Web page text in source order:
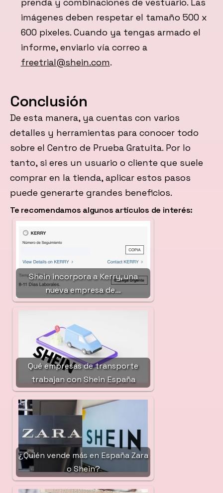
imágenes deben respetar el tamaño 500 x
600 pixeles. Cuando ya tengas armado el
informe, enviarlo vía correo a
freetrial@shein.com.
Conclusión
De esta manera, ya cuentas con varios
detalles y herramientas para conocer todo
sobre el Centro de Prueba Gratuita. Por lo
tanto, si eres un usuario o cliente que suele
comprar en la tienda, aplicar estos pasos
puede generarte grandes beneficios.
Te recomendamos algunos artículos de interés:
Shein incorpora a Kerry, una
nueva empresa de…
Qué empresas de transporte
trabajan con Shein España
¿Quién vende más en España Zara
o Shein?